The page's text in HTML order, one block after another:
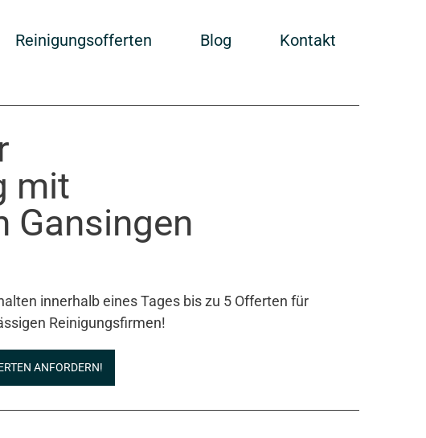
Reinigungsofferten Blog Kontakt
mit
Gansingen
innerhalb eines Tages bis zu 5 Offerten für
Reinigungsfirmen!
ANFORDERN!